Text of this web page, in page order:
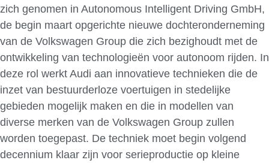
zich genomen in Autonomous Intelligent Driving GmbH,
de begin maart opgerichte nieuwe dochteronderneming
van de Volkswagen Group die zich bezighoudt met de
ontwikkeling van technologieën voor autonoom rijden. In
deze rol werkt Audi aan innovatieve technieken die de
inzet van bestuurderloze voertuigen in stedelijke
gebieden mogelijk maken en die in modellen van
diverse merken van de Volkswagen Group zullen
worden toegepast. De techniek moet begin volgend
decennium klaar zijn voor serieproductie op kleine